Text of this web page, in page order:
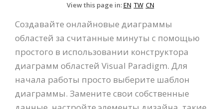
View this page in:EN TW CN
Создавайте онлайновые диаграммы
областей за считанные минуты с помощью
простого в использовании конструктора
диаграмм областей Visual Paradigm. Для
начала работы просто выберите шаблон
диаграммы. Замените свои собственные